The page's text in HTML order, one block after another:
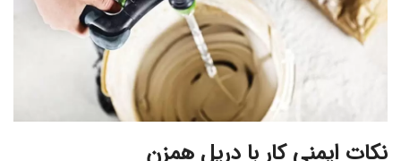
نکات ایمنی کار با دریل همزن